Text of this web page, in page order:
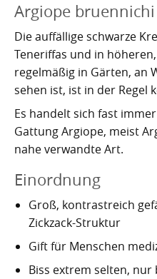
Argiope bruennichi
Die auffällige schwarze
Teneriffas und in
regelmäßig in Gärten, an
sehen ist, ist in der Regel
Es handelt sich fast
Gattung Argiope, meist
nahe verwandte Art.
Einordnung
Groß, kontrastreich
Zickzack-Struktur
Gift für Menschen
Biss extrem selten, nur